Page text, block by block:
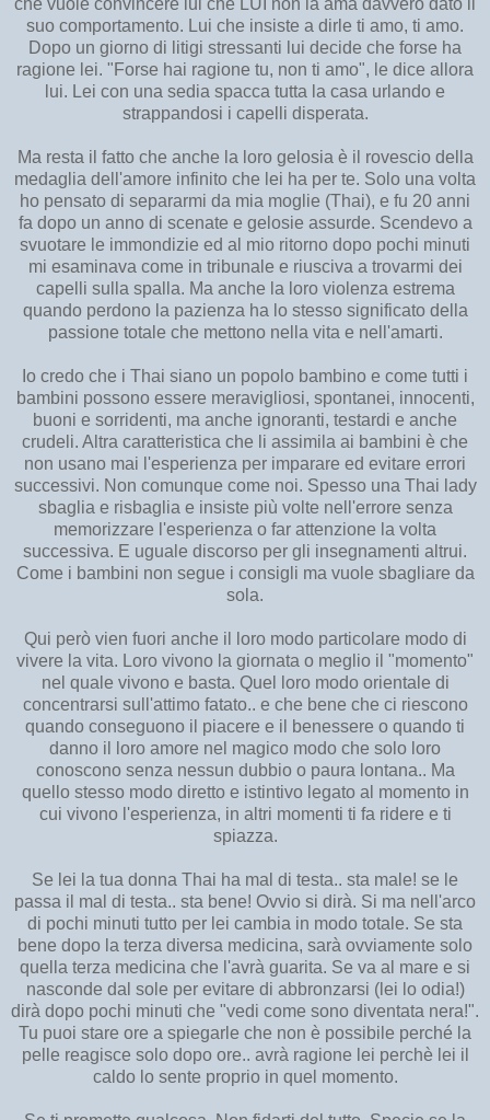
suo comportamento. Lui che insiste a dirle ti amo, ti amo.
Dopo un giorno di litigi stressanti lui decide che forse ha
ragione lei. "Forse hai ragione tu, non ti amo", le dice allora
lui. Lei con una sedia spacca tutta la casa urlando e
strappandosi i capelli disperata.
Ma resta il fatto che anche la loro gelosia è il rovescio della
medaglia dell'amore infinito che lei ha per te. Solo una volta
ho pensato di separarmi da mia moglie (Thai), e fu 20 anni
fa dopo un anno di scenate e gelosie assurde. Scendevo a
svuotare le immondizie ed al mio ritorno dopo pochi minuti
mi esaminava come in tribunale e riusciva a trovarmi dei
capelli sulla spalla. Ma anche la loro violenza estrema
quando perdono la pazienza ha lo stesso significato della
passione totale che mettono nella vita e nell'amarti.
Io credo che i Thai siano un popolo bambino e come tutti i
bambini possono essere meravigliosi, spontanei, innocenti,
buoni e sorridenti, ma anche ignoranti, testardi e anche
crudeli. Altra caratteristica che li assimila ai bambini è che
non usano mai l'esperienza per imparare ed evitare errori
successivi. Non comunque come noi. Spesso una Thai lady
sbaglia e risbaglia e insiste più volte nell'errore senza
memorizzare l'esperienza o far attenzione la volta
successiva. E uguale discorso per gli insegnamenti altrui.
Come i bambini non segue i consigli ma vuole sbagliare da
sola.
Qui però vien fuori anche il loro modo particolare modo di
vivere la vita. Loro vivono la giornata o meglio il "momento"
nel quale vivono e basta. Quel loro modo orientale di
concentrarsi sull'attimo fatato.. e che bene che ci riescono
quando conseguono il piacere e il benessere o quando ti
danno il loro amore nel magico modo che solo loro
conoscono senza nessun dubbio o paura lontana.. Ma
quello stesso modo diretto e istintivo legato al momento in
cui vivono l'esperienza, in altri momenti ti fa ridere e ti
spiazza.
Se lei la tua donna Thai ha mal di testa.. sta male! se le
passa il mal di testa.. sta bene! Ovvio si dirà. Si ma nell'arco
di pochi minuti tutto per lei cambia in modo totale. Se sta
bene dopo la terza diversa medicina, sarà ovviamente solo
quella terza medicina che l'avrà guarita. Se va al mare e si
nasconde dal sole per evitare di abbronzarsi (lei lo odia!)
dirà dopo pochi minuti che "vedi come sono diventata nera!".
Tu puoi stare ore a spiegarle che non è possibile perché la
pelle reagisce solo dopo ore.. avrà ragione lei perchè lei il
caldo lo sente proprio in quel momento.